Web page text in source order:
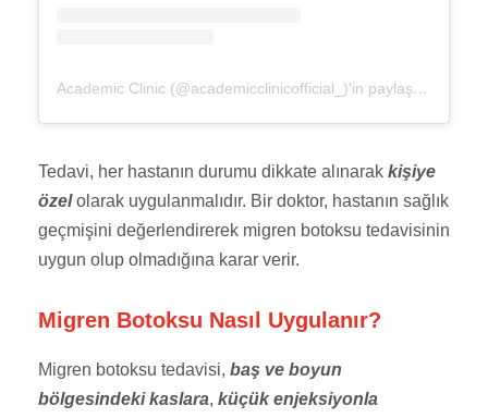
Academic Clinic (@academicclinicofficial_)'in paylaştığı bir gönderi
Tedavi, her hastanın durumu dikkate alınarak kişiye
özelolarak uygulanmalıdır. Bir doktor, hastanın sağlık
geçmişini değerlendirerek migren botoksu tedavisinin
uygun olup olmadığına karar verir.
Migren Botoksu Nasıl Uygulanır?
Migren botoksu tedavisi, baş ve boyun
bölgesindeki kaslara, küçük enjeksiyonla